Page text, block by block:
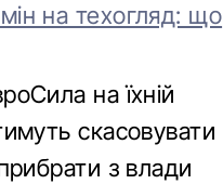
на техогляд: що
на їхній
скасовувати
з влади